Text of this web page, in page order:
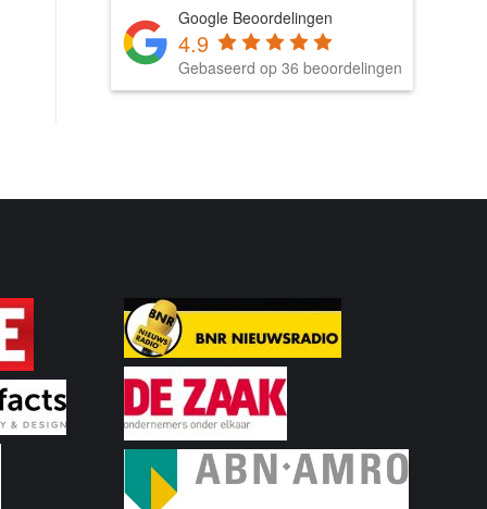
Google Beoordelingen
4.9
Gebaseerd op 36 beoordelingen